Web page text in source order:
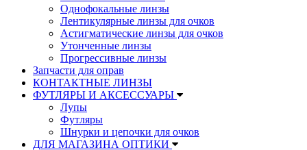
Однофокальные линзы
Лентикулярные линзы для очков
Астигматические линзы для очков
Утонченные линзы
Прогрессивные линзы
Запчасти для оправ
КОНТАКТНЫЕ ЛИНЗЫ
ФУТЛЯРЫ И АКСЕССУАРЫ
Лупы
Футляры
Шнурки и цепочки для очков
ДЛЯ МАГАЗИНА ОПТИКИ